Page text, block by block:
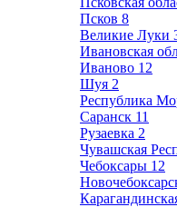
Псков 8
Великие Луки
Ивановская
Иваново 12
Шуя 2
Республика
Саранск 11
Рузаевка 2
Чувашская
Чебоксары 12